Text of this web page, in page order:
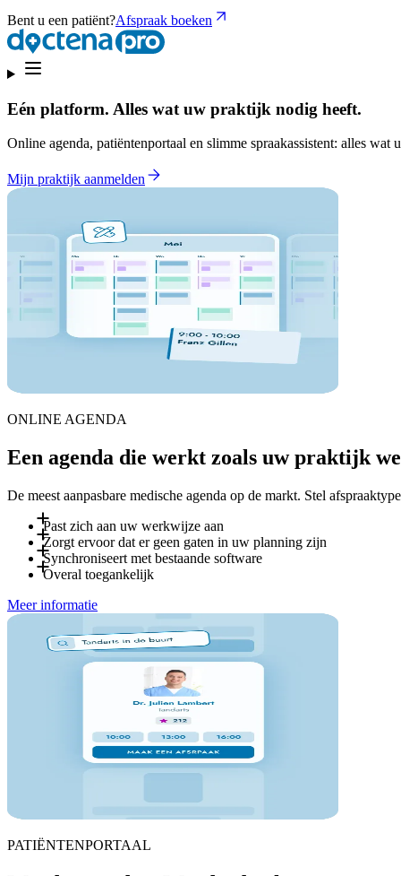
Bent u een patiënt?Afspraak boeken
Eén platform. Alles wat uw praktijk nodig heeft.
Online agenda, patiëntenportaal en slimme spraakassistent: alles
Mijn praktijk aanmelden
ONLINE AGENDA
Een agenda die werkt zoals uw praktijk
De meest aanpasbare medische agenda op de markt. Stel
Past zich aan uw werkwijze aan
Definieer eigen afspraaktypes, duur, boekingsregels en
voorafgaande goedkeuring vragen, en verschillende regels
Zorgt ervoor dat er geen gaten in uw planning zijn
Patiënten ontvangen automatische sms- en e-
Synchroniseert met bestaande software
overstapt vanuit een ander systeem, ondersteunt ons
Overal toegankelijk
Uw team beheert de agenda vanaf desktop of tablet in de
Meer informatie
PATIËNTENPORTAAL